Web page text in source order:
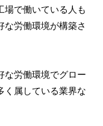
場で働いている人も
な労働環境が構築さ
な労働環境でグロー
く属している業界な